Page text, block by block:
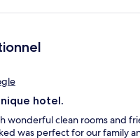
hotel.
wonderful clean rooms and
was perfect for our family